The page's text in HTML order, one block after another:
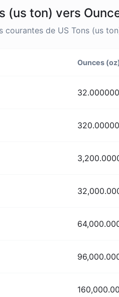
(us ton) vers
de US Tons (us
Ounces